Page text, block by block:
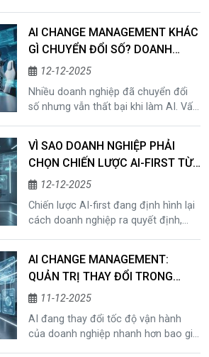
nghiệp xác định điểm bắt đầu đúng,
vai trò của AI trong quản trị, quản trị
AI và lộ trình triển khai AI chiến lược
AI CHANGE MANAGEMENT KHÁC
GÌ CHUYỂN ĐỔI SỐ? DOANH
NGHIỆP ĐANG HIỂU SAI ĐIỀU GÌ?
12-12-2025
Nhiều doanh nghiệp đã chuyển đổi
số nhưng vẫn thất bại khi làm AI. Vấn
cách tổ chức quản trị sự thay đổi. Bài
viết phân tích AI Change
Management khác gì chuyển đổi số,
vì sao thiếu quản trị AI khiến AI
trong quản trị chiến lược doanh
nghiệp.
VÌ SAO DOANH NGHIỆP PHẢI
CHỌN CHIẾN LƯỢC AI-FIRST TỪ
BÂY GIỜ?
12-12-2025
Chiến lược AI-first đang định hình lại
cách doanh nghiệp ra quyết định,
chọn công nghệ, mà là quyết định
chiến lược, cùng vai trò của quản trị
AI và AI trong quản trị qua case
AI CHANGE MANAGEMENT:
QUẢN TRỊ THAY ĐỔI TRONG
THỜI ĐẠI AI
11-12-2025
AI đang thay đổi tốc độ vận hành
của doanh nghiệp nhanh hơn bao giờ